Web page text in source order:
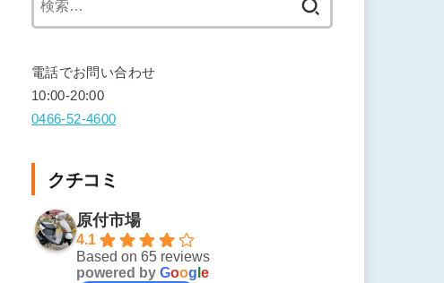
電話でお問い合わせ
10:00-20:00
0466-52-4600
クチコミ
原付市場
4.1
Based on 65 reviews
powered by Goog e